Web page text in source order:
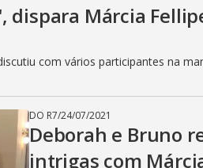
i
d
dispara Márcia
com vários participantes na
DO R7/24/07/2021
Deborah e Bruno
intrigas com